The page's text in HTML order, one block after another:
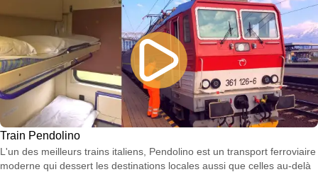
Train Pendolino
L'un des meilleurs trains italiens, Pendolino est un transport ferroviaire
moderne qui dessert les destinations locales aussi que celles au-delà